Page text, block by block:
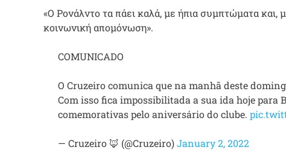
«Ο Ρονάλντο τα πάει καλά, με ήπια συμπτώματα και,
κοινωνική απομόνωση».
COMUNICADO
O Cruzeiro comunica que na manhã deste
Com isso fica impossibilitada a sua ida hoje para
comemorativas pelo aniversário do clube.
— Cruzeiro 🦊 (@Cruzeiro)January 2, 2022